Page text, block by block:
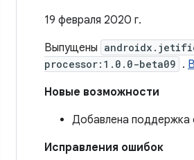
19 февраля 2020 г.
Выпущены
processor:1.0.0-beta09 .
Новые возможности
Добавлена ​​поддержка
Исправления ошибок